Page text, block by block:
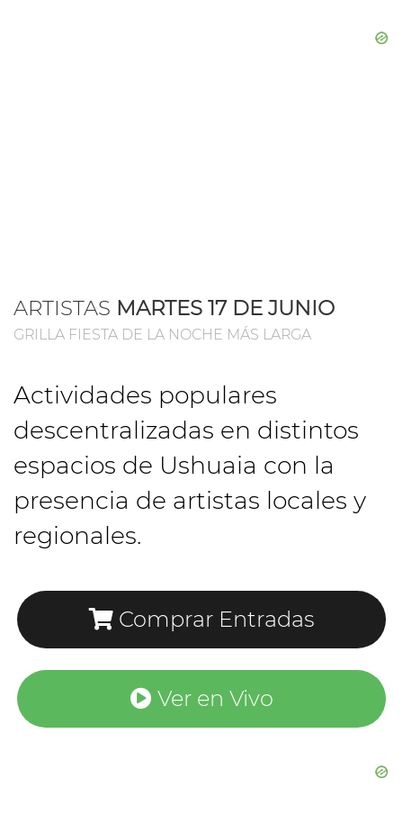
ARTISTAS MARTES 17 DE JUNIO
GRILLA FIESTA DE LA NOCHE MÁS LARGA
Actividades populares
descentralizadas en distintos
espacios de Ushuaia con la
presencia de artistas locales y
regionales.
Comprar Entradas
Ver en Vivo